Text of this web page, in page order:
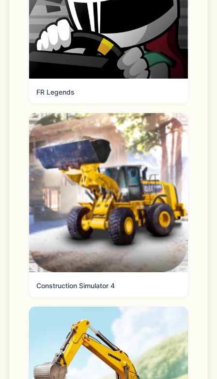
FR Legends
Construction Simulator 4